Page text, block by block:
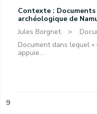
Contexte :
archéologique de
Jules Borgnet.
Document dans lequel
appuie...
9